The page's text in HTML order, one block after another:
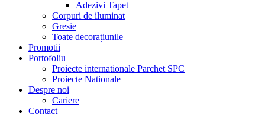
Adezivi Tapet
Corpuri de iluminat
Gresie
Toate decorațiunile
Promotii
Portofoliu
Proiecte internationale Parchet SPC
Proiecte Nationale
Despre noi
Cariere
Contact